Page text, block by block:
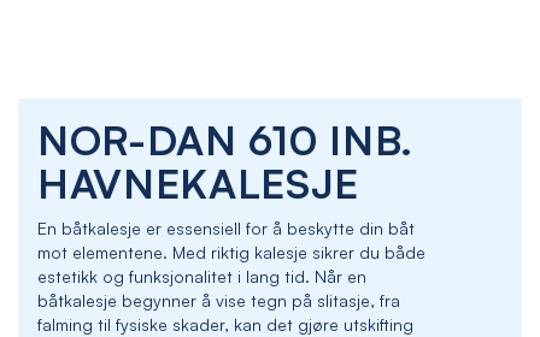
NOR-DAN 610 INB.
HAVNEKALESJE
En båtkalesje er essensiell for å beskytte din båt
mot elementene. Med riktig kalesje sikrer du både
estetikk og funksjonalitet i lang tid. Når en
båtkalesje begynner å vise tegn på slitasje, fra
falming til fysiske skader, kan det gjøre utskifting
the
beginning
the
images
gallery